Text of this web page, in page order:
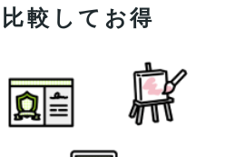
比較してお得